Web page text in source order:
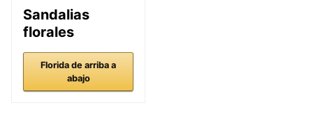
Sandalias
florales
Florida de arriba a
abajo